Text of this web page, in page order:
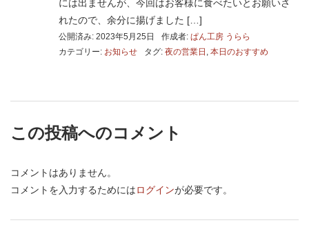
には出ませんが、今回はお客様に食べたいとお願いさ
れたので、余分に揚げました […]
公開済み: 2023年5月25日 作成者: ぱん工房 うらら
カテゴリー: お知らせ タグ: 夜の営業日 , 本日のおすすめ
この投稿へのコメント
コメントはありません。
コメントを入力するためにはログインが必要です。